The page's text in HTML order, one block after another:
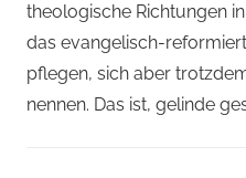
theologische Richtungen
das evangelisch-
pflegen, sich aber
nennen. Das ist, gelinde